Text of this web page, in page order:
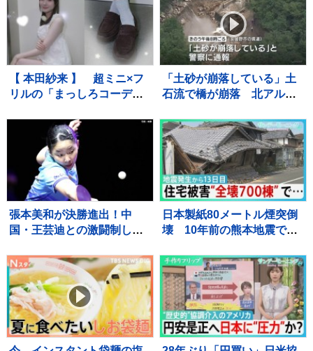
【 本田紗来 】 超ミニ×フ
リルの「まっしろコーデ」
わ！」と絶賛 「天使すぎ
っ」可愛さにファン歓喜
「土砂が崩落している」土
石流で橋が崩落 北アルプ
に登山客など約390人が孤
立状態 長野
張本美和が決勝進出！中
国・王芸迪との激闘制し初
オンズ横浜】
日本製紙80メートル煙突倒
壊 10年前の熊本地震で補
本“避難解除”前になぜ再入
館？下水管破損で田んぼ
に“汚水” 直下に断層 住
宅被害は・・【サンデーモ
ーニング】